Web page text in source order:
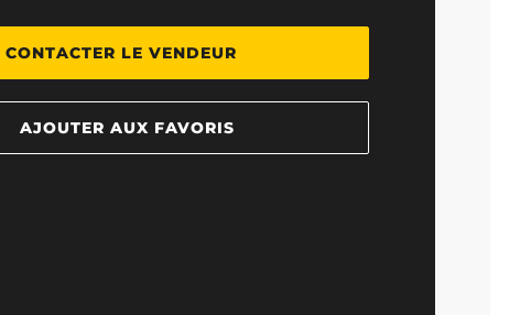
CONTACTER LE VENDEUR
AJOUTER AUX FAVORIS